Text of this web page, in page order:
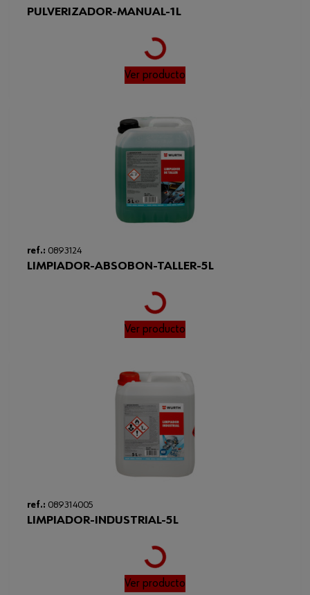
producción/condiciones
PULVERIZADOR-MANUAL-1L
Loading...
Ver producto
ref.: 0893124
LIMPIADOR-ABSOBON-TALLER-5L
Loading...
Ver producto
ref.: 089314005
LIMPIADOR-INDUSTRIAL-5L
Loading...
Ver producto